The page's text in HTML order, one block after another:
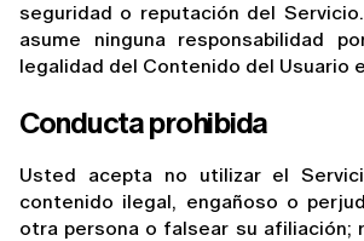
seguridad o reputación del
asume ninguna responsabilidad
legalidad del Contenido del Usuario
Conducta prohibida
Usted acepta no utilizar el
contenido ilegal, engañoso o
otra persona o falsear su afiliación;